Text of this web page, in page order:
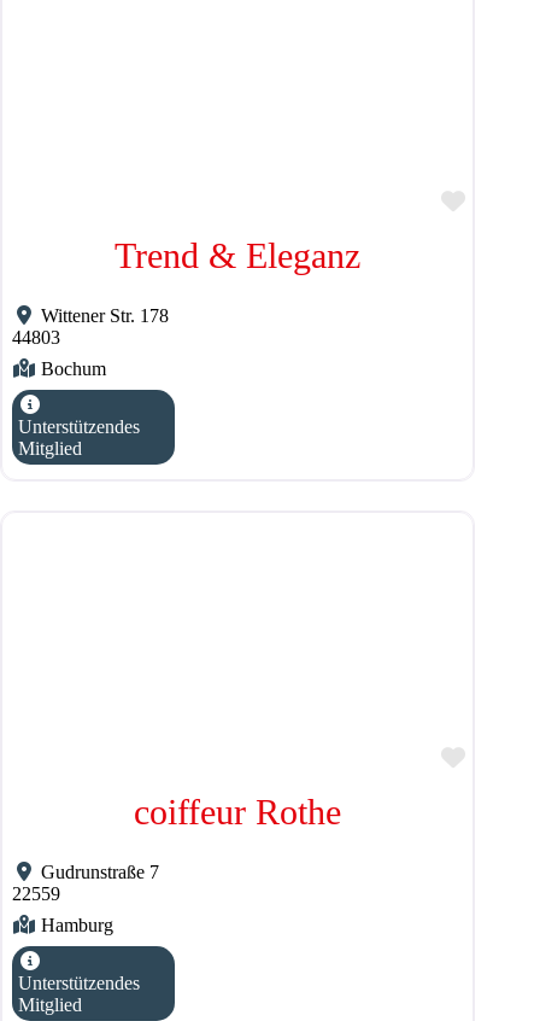
Favorit
Trend & Eleganz
Wittener Str. 178
44803
Bochum
Unterstützendes
Mitglied
Favorit
coiffeur Rothe
Gudrunstraße 7
22559
Hamburg
Unterstützendes
Mitglied